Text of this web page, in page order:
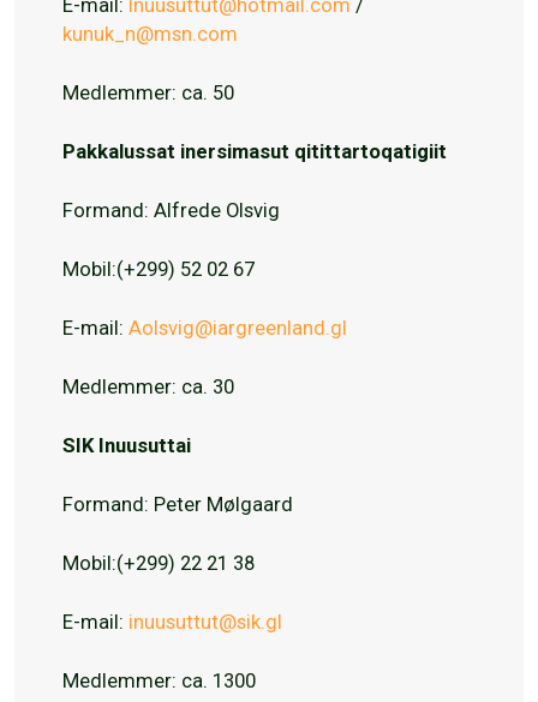
E-mail: Inuusuttut@hotmail.com /
kunuk_n@msn.com
Medlemmer: ca. 50
Pakkalussat inersimasut qitittartoqatigiit
Formand: Alfrede Olsvig
Mobil:(+299) 52 02 67
E-mail: Aolsvig@iargreenland.gl
Medlemmer: ca. 30
SIK Inuusuttai
Formand: Peter Mølgaard
Mobil:(+299) 22 21 38
E-mail: inuusuttut@sik.gl
Medlemmer: ca. 1300